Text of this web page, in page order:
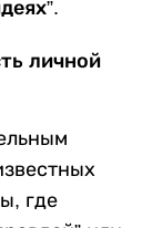
личной
где